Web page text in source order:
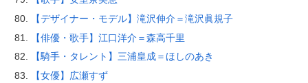
【デザイナー・モデル】滝沢伸介＝滝沢眞規子
【俳優・歌手】江口洋介＝森高千里
【騎手・タレント】三浦皇成＝ほしのあき
【女優】広瀬すず